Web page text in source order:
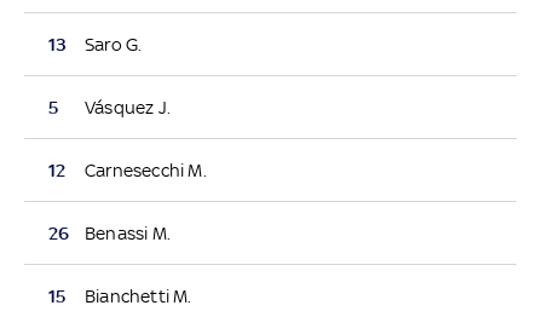
13 Saro G.
5 Vásquez J.
12 Carnesecchi M.
26 Benassi M.
15 Bianchetti M.